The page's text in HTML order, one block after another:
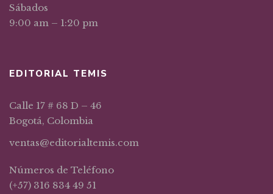
Sábados
9:00 am – 1:20 pm
EDITORIAL TEMIS
Calle 17 # 68 D – 46
Bogotá, Colombia
ventas@editorialtemis.com
Números de Teléfono
(+57) 316 834 49 51